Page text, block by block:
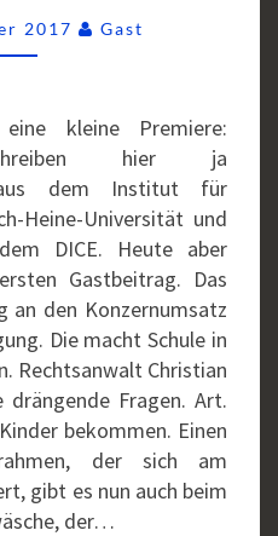
2017 Gast
kleine Premiere:
hier ja
aus dem Institut für
Heine-Universität und
DICE. Heute aber
Gastbeitrag. Das
an den Konzernumsatz
Die macht Schule in
Rechtsanwalt Christian
Fragen. Art.
bekommen. Einen
der sich am
gibt es nun auch beim
der…